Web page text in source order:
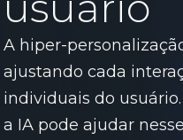
A hiper-
ajustando cada
individuais do
a IA pode ajudar